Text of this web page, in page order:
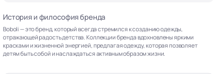
История и философия бренда
Boboli — это бренд, который всегда стремился к созданию одежды,
отражающей радость детства. Коллекции бренда вдохновлены яркими
красками и жизненной энергией, предлагая одежду, которая позволяет
детям быть собой и наслаждаться активным образом жизни.